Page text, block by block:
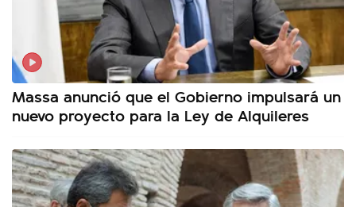
Massa anunció que el Gobierno impulsará un
nuevo proyecto para la Ley de Alquileres